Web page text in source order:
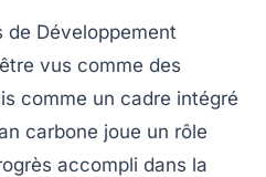
de Développement
vus comme des
comme un cadre intégré
carbone joue un rôle
accompli dans la